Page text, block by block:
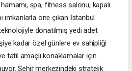
spa, fitness salonu, kapalı
imkanlarla öne çıkan İstanbul
donatılmış yedi adet
kadar özel günlere ev sahipliği
tatil amaçlı konaklamalar için
Şehir merkezindeki stratejik